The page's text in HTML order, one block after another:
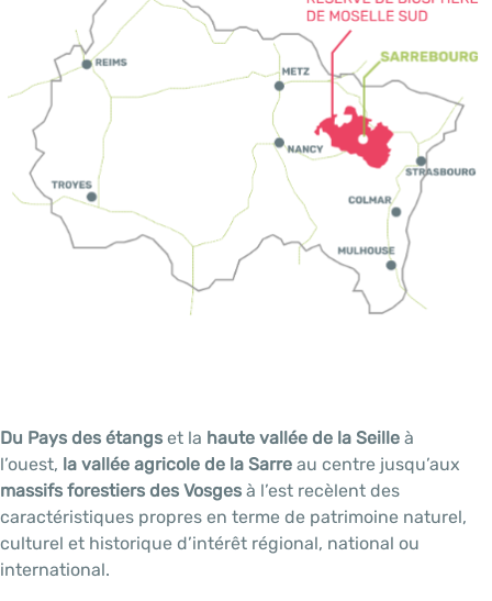
Du Pays des étangs et la haute vallée de la Seille à
l’ouest, la vallée agricole de la Sarre au centre jusqu’aux
massifs forestiers des Vosges à l’est recèlent des
caractéristiques propres en terme de patrimoine naturel,
culturel et historique d’intérêt régional, national ou
international.